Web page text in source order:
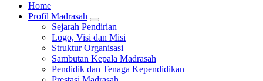
Home
Profil Madrasah
Sejarah Pendirian
Logo, Visi dan Misi
Struktur Organisasi
Sambutan Kepala Madrasah
Pendidik dan Tenaga Kependidikan